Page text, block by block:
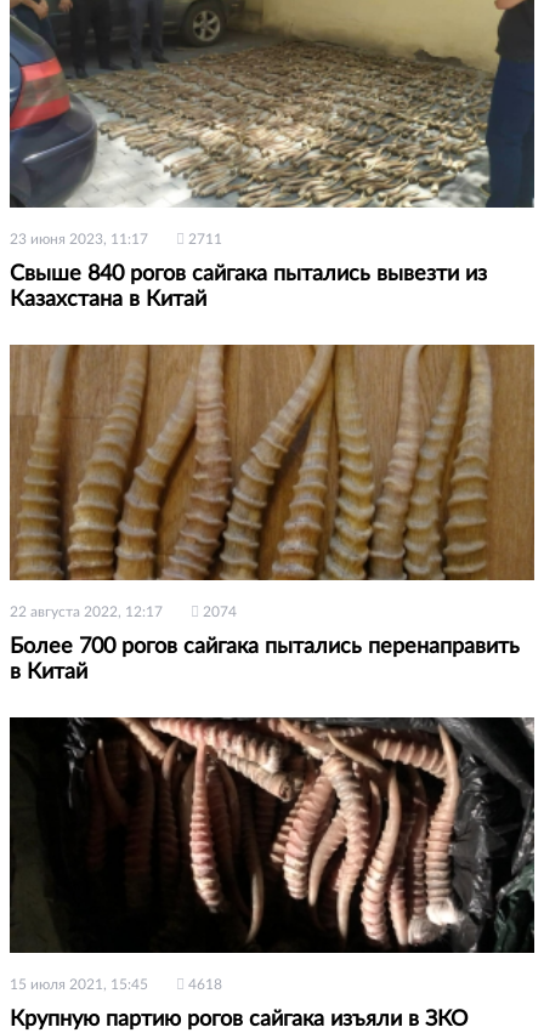
23 июня 2023, 11:17 2711
Свыше 840 рогов сайгака пытались вывезти из
Казахстана в Китай
22 августа 2022, 12:17 2074
Более 700 рогов сайгака пытались перенаправить
в Китай
15 июля 2021, 15:45 4618
Крупную партию рогов сайгака изъяли в ЗКО